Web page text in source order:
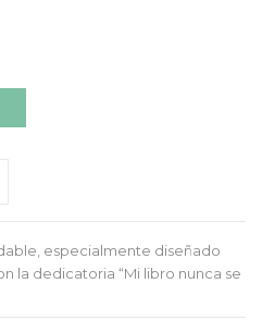
especialmente diseñado
la dedicatoria “Mi libro nunca se